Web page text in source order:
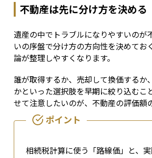
不動産は先に分け方を決める
遺産の中でトラブルになりやすいのが
いの序盤で分け方の方向性を決めてお
論が整理しやすくなります。
誰が取得するか、売却して換価するか
かといった選択肢を早期に絞り込むこ
せて注意したいのが、不動産の評価額
相続税計算に使う「路線価」と、